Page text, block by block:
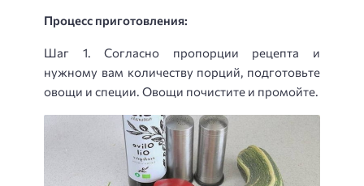
Процесс приготовления:
Шаг 1. Согласно пропорции рецепта и
нужному вам количеству порций, подготовьте
овощи и специи. Овощи почистите и промойте.